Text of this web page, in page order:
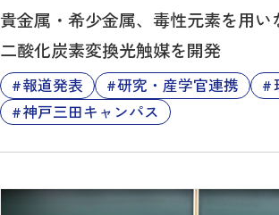
貴金属・希少金属、毒性元素を用い
二酸化炭素変換光触媒を開発
報道発表 研究・産学官連携
神戸三田キャンパス